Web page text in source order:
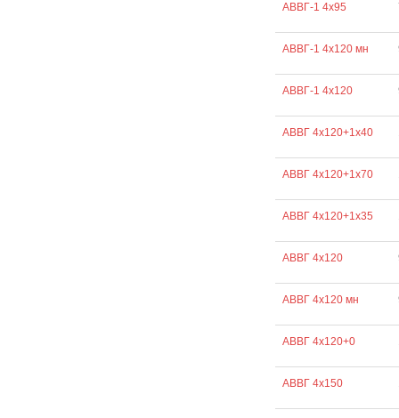
АВВГ-1 4х95
АВВГ-1 4х120 мн
АВВГ-1 4х120
АВВГ 4х120+1х40
АВВГ 4х120+1х70
АВВГ 4х120+1х35
АВВГ 4х120
АВВГ 4х120 мн
АВВГ 4х120+0
АВВГ 4х150